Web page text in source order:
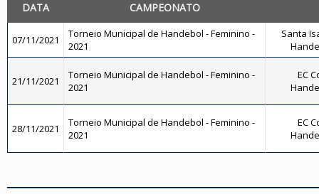
DATA CAMPEONATO
07/11/2021
Torneio Municipal de Handebol - Feminino -
2021
Santa
21/11/2021
Torneio Municipal de Handebol - Feminino -
2021
EC
28/11/2021
Torneio Municipal de Handebol - Feminino -
2021
EC